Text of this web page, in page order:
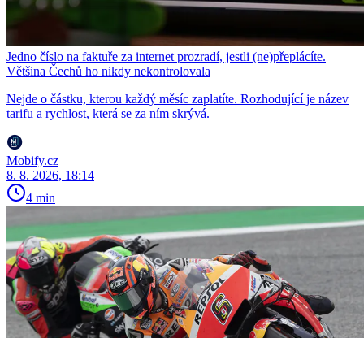
Jedno číslo na faktuře za internet prozradí, jestli (ne)přeplácíte.
Většina Čechů ho nikdy nekontrolovala
Nejde o částku, kterou každý měsíc zaplatíte. Rozhodující je název
tarifu a rychlost, která se za ním skrývá.
Mobify.cz
8. 8. 2026, 18:14
4 min